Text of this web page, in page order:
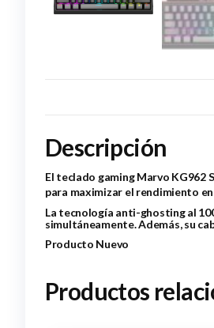
Descripción
El teclado gaming Marvo KG962
para maximizar el rendimiento
La tecnología anti-ghosting al
simultáneamente. Además, su
Producto Nuevo
Productos